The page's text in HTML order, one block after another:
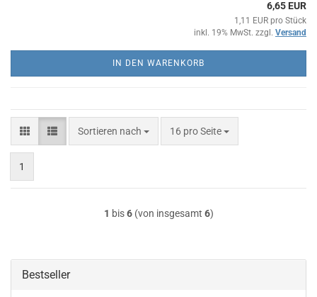
6,65 EUR
1,11 EUR pro Stück
inkl. 19% MwSt. zzgl. Versand
IN DEN WARENKORB
Sortieren nach
Sortieren nach 16 pro Seite
pro Seite
1
1 bis6(von insgesamt 6)
Bestseller